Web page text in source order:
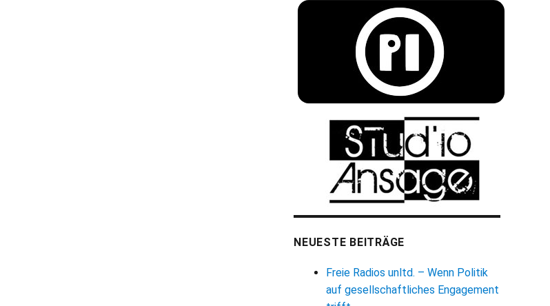
NEUESTE BEITRÄGE
Freie Radios unltd. – Wenn Politik
auf gesellschaftliches Engagement